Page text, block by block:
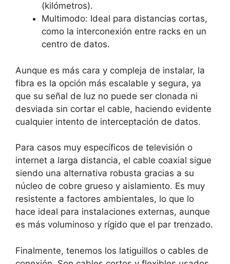
(kilómetros).
Multimodo: Ideal para distancias cortas,
como la interconexión entre racks en un
centro de datos.
Aunque es más cara y compleja de instalar, la
fibra es la opción más escalable y segura, ya
que su señal de luz no puede ser clonada ni
desviada sin cortar el cable, haciendo evidente
cualquier intento de interceptación de datos.
Para casos muy específicos de televisión o
internet a larga distancia, el cable coaxial sigue
siendo una alternativa robusta gracias a su
núcleo de cobre grueso y aislamiento. Es muy
resistente a factores ambientales, lo que lo
hace ideal para instalaciones externas, aunque
es más voluminoso y rígido que el par trenzado.
Finalmente, tenemos los latiguillos o cables de